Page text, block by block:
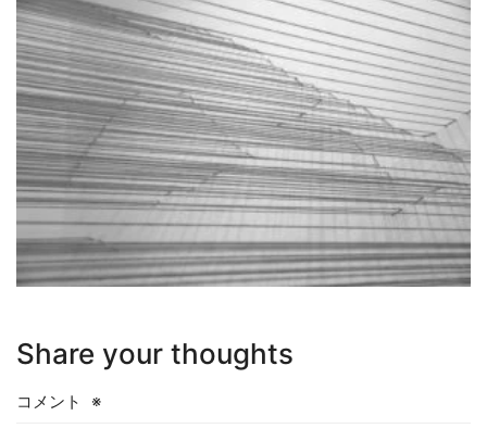
Share your thoughts
コメント ※